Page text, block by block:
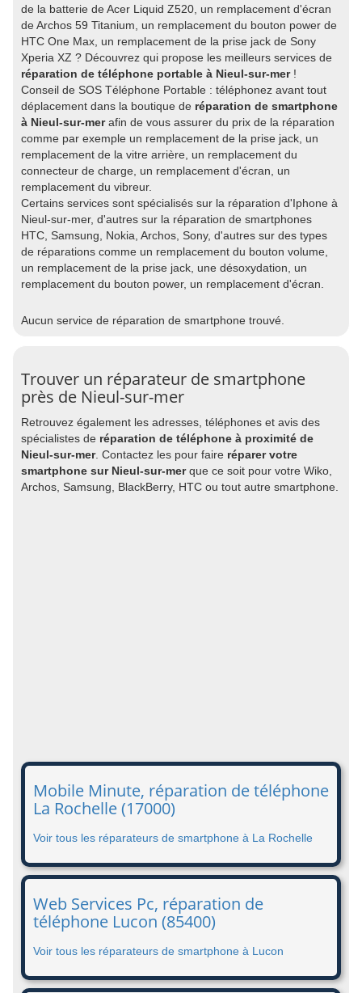
de la batterie de Acer Liquid Z520, un remplacement d'écran
de Archos 59 Titanium, un remplacement du bouton power de
HTC One Max, un remplacement de la prise jack de Sony
Xperia XZ ? Découvrez qui propose les meilleurs services de
réparation de téléphone portable à Nieul-sur-mer!
Conseil de SOS Téléphone Portable : téléphonez avant tout
déplacement dans la boutique de réparation de smartphone
à Nieul-sur-merafin de vous assurer du prix de la réparation
comme par exemple un remplacement de la prise jack, un
remplacement de la vitre arrière, un remplacement du
connecteur de charge, un remplacement d'écran, un
remplacement du vibreur.
Certains services sont spécialisés sur la réparation d'Iphone à
Nieul-sur-mer, d'autres sur la réparation de smartphones
HTC, Samsung, Nokia, Archos, Sony, d'autres sur des types
de réparations comme un remplacement du bouton volume,
un remplacement de la prise jack, une désoxydation, un
remplacement du bouton power, un remplacement d'écran.
Aucun service de réparation de smartphone trouvé.
Trouver un réparateur de smartphone
près de Nieul-sur-mer
Retrouvez également les adresses, téléphones et avis des
spécialistes de réparation de téléphone à proximité de
Nieul-sur-mer. Contactez les pour faire réparer votre
smartphone sur Nieul-sur-merque ce soit pour votre Wiko,
Archos, Samsung, BlackBerry, HTC ou tout autre smartphone.
Mobile Minute, réparation de téléphone
La Rochelle (17000)
Voir tous les réparateurs de smartphone à La Rochelle
Web Services Pc, réparation de
téléphone Lucon (85400)
Voir tous les réparateurs de smartphone à Lucon